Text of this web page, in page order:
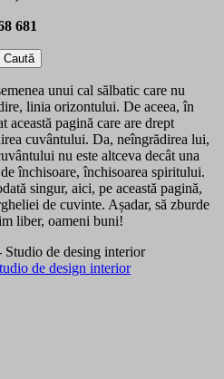
681
unui cal sălbatic care nu
linia orizontului. De aceea, în
această pagină care are drept
cuvântului. Da, neîngrădirea lui,
nu este altceva decât una
închisoare, închisoarea spiritului.
singur, aici, pe această pagină,
de cuvinte. Așadar, să zburde
liber, oameni buni!
de design interior